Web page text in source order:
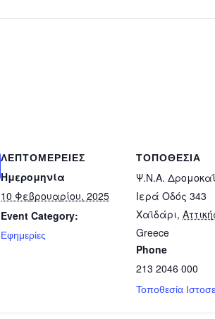
ΛΕΠΤΟΜΈΡΕΙΕΣ
Ημερομηνία
10 Φεβρουαρίου, 2025
Event Category:
Εφημερίες
ΤΟΠΟΘΕΣΊΑ
Ψ.Ν.Α.
Ιερά Οδός 343
Χαϊδάρι,
Greece
Phone
213 2046 000
Τοποθεσία